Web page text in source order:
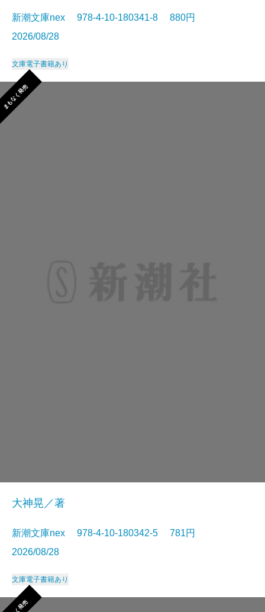
新潮文庫nex 978-4-10-180341-8 880円
2026/08/28
文庫電子書籍あり
まもなく発売
大神晃／著
新潮文庫nex 978-4-10-180342-5 781円
2026/08/28
文庫電子書籍あり